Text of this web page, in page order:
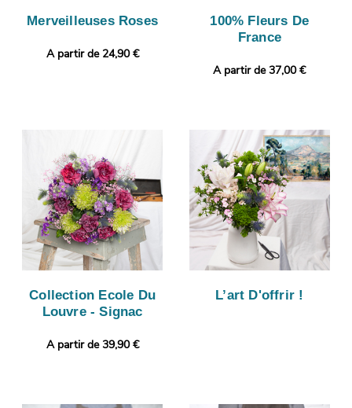
Merveilleuses Roses
A partir de 24,90 €
100% Fleurs De
France
A partir de 37,00 €
Collection Ecole Du
Louvre - Signac
A partir de 39,90 €
L’art D'offrir !